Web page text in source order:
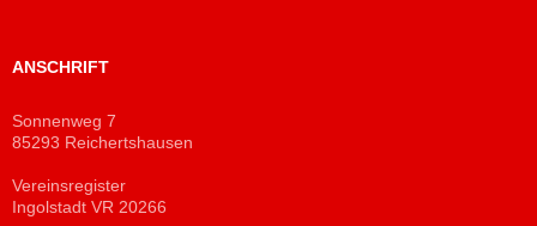
ANSCHRIFT
Sonnenweg 7
85293 Reichertshausen
Vereinsregister
Ingolstadt VR 20266